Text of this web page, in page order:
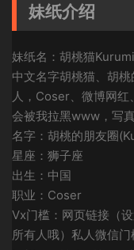
妹纸介绍
妹纸名：胡桃猫
中文名字胡桃猫、胡
人，Coser、微博网
会被我拉黑www，写真
名字：胡桃的朋友圈
星座：狮子座
出生：中国
职业：Coser
Vx门槛：网页链接（
所有人哦）私人微信